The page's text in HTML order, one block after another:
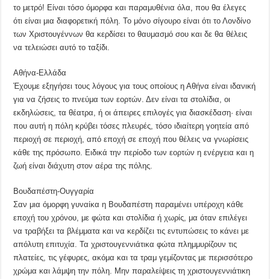
το μετρό! Είναι τόσο όμορφα και παραμυθένια όλα, που θα έλεγες
ότι είναι μια διαφορετική πόλη. Το μόνο σίγουρο είναι ότι το Λονδίνο
των Χριστουγέννων θα κερδίσει το θαυμασμό σου και δε θα θέλεις
να τελειώσει αυτό το ταξίδι.
Αθήνα-Ελλάδα
Έχουμε εξηγήσει τους λόγους για τους οποίους η Αθήνα είναι ιδανική
για να ζήσεις το πνεύμα των εορτών. Δεν είναι τα στολίδια, οι
εκδηλώσεις, τα θέατρα, ή οι άπειρες επιλογές για διασκέδαση· είναι
που αυτή η πόλη κρύβει τόσες πλευρές, τόσο ιδιαίτερη γοητεία από
περιοχή σε περιοχή, από εποχή σε εποχή που θέλεις να γνωρίσεις
κάθε της πρόσωπο. Ειδικά την περίοδο των εορτών η ενέργεια και η
ζωή είναι διάχυτη στον αέρα της πόλης.
Βουδαπέστη-Ουγγαρία
Σαν μια όμορφη γυναίκα η Βουδαπέστη παραμένει υπέροχη κάθε
εποχή του χρόνου, με φώτα και στολίδια ή χωρίς, μα όταν επιλέγει
να τραβήξει τα βλέμματα και να κερδίζει τις εντυπώσεις το κάνει με
απόλυτη επιτυχία. Τα χριστουγεννιάτικα φώτα πλημμυρίζουν τις
πλατείες, τις γέφυρες, ακόμα και τα τραμ γεμίζοντας με περισσότερο
χρώμα και λάμψη την πόλη. Μην παραλείψεις τη χριστουγεννιάτικη